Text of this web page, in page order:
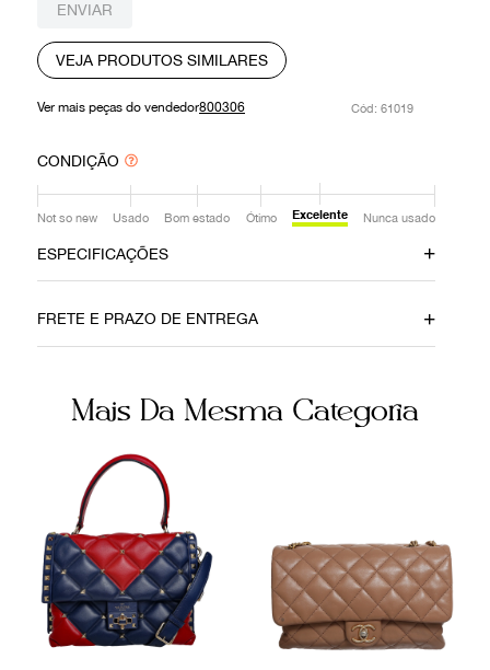
ENVIAR
VEJA PRODUTOS SIMILARES
Ver mais peças do vendedor800306 : 61019
CONDIÇÃO
Not so new Usado Bom estado Ótimo Excelente Nunca usado
ESPECIFICAÇÕES
30112019 Couro
Azul 8BR638-D16129-2111
Ocasião
Dia a Dia
FRETE E PRAZO DE ENTREGA
Mais Da Mesma Categoria
louis vuitton